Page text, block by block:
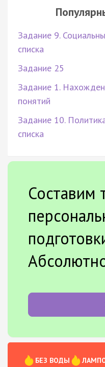
Задание 9.
списка
Задание 25
Задание 1.
понятий
Задание 10.
списка
Составим
БЕЗ ВОДЫ